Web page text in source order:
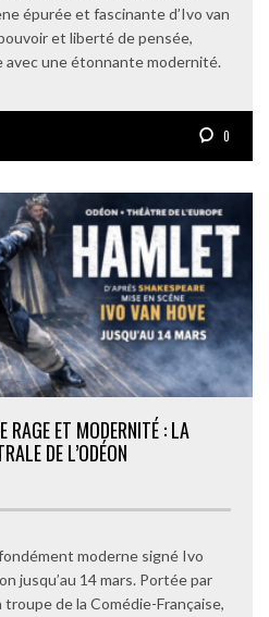
épurée et fascinante d’Ivo van
et liberté de pensée,
avec une étonnante modernité.
0
RAGE ET MODERNITÉ : LA
DE L’ODÉON
moderne signé Ivo
jusqu’au 14 mars. Portée par
de la Comédie-Française,